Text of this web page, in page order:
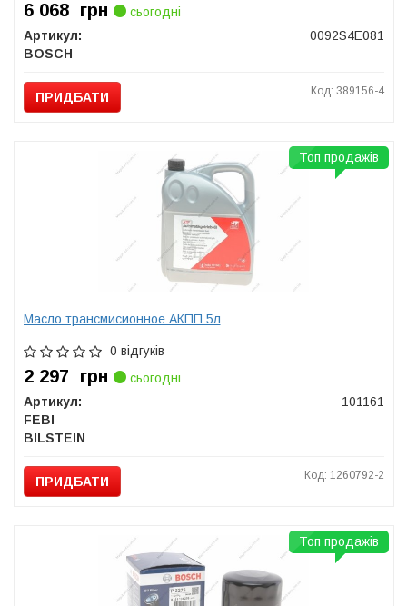
6 068 грн
сьогодні
Артикул:
0092S4E081
BOSCH
ПРИДБАТИ Код: 389156-4
Масло трансмисионное АКПП 5л
0 відгуків
2 297 грн
сьогодні
Артикул:
101161
FEBI
BILSTEIN
ПРИДБАТИ Код: 1260792-2
Топ продажів
Топ продажів